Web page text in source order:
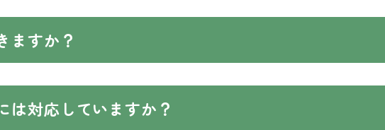
ますか？
は対応していますか？